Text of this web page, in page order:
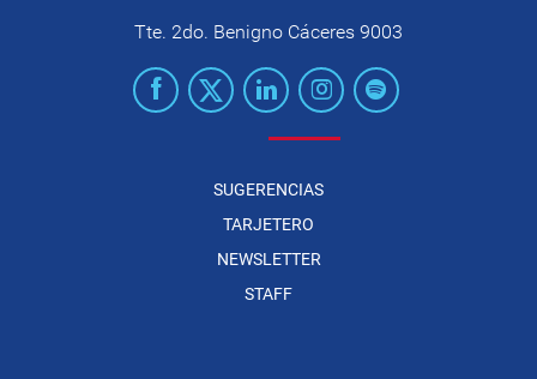
Tte. 2do. Benigno Cáceres 9003
SUGERENCIAS
TARJETERO
NEWSLETTER
STAFF